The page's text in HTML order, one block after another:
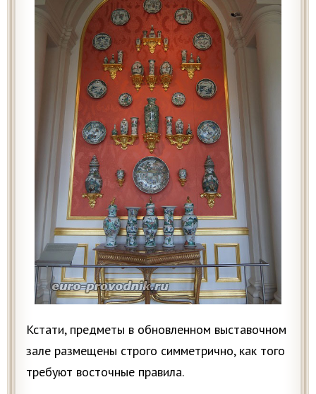
Кстати, предметы в обновленном выставочном
зале размещены строго симметрично, как того
требуют восточные правила.